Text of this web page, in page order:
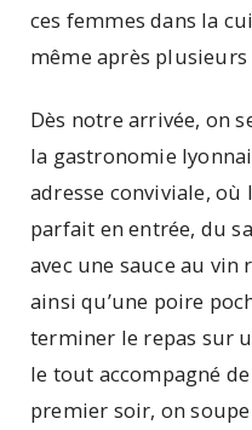
ces femmes dans la
même après plusieurs
Dès notre arrivée, on
la gastronomie
adresse conviviale, où
parfait en entrée, du
avec une sauce au
ainsi qu’une poire
terminer le repas sur
le tout accompagné
premier soir, on